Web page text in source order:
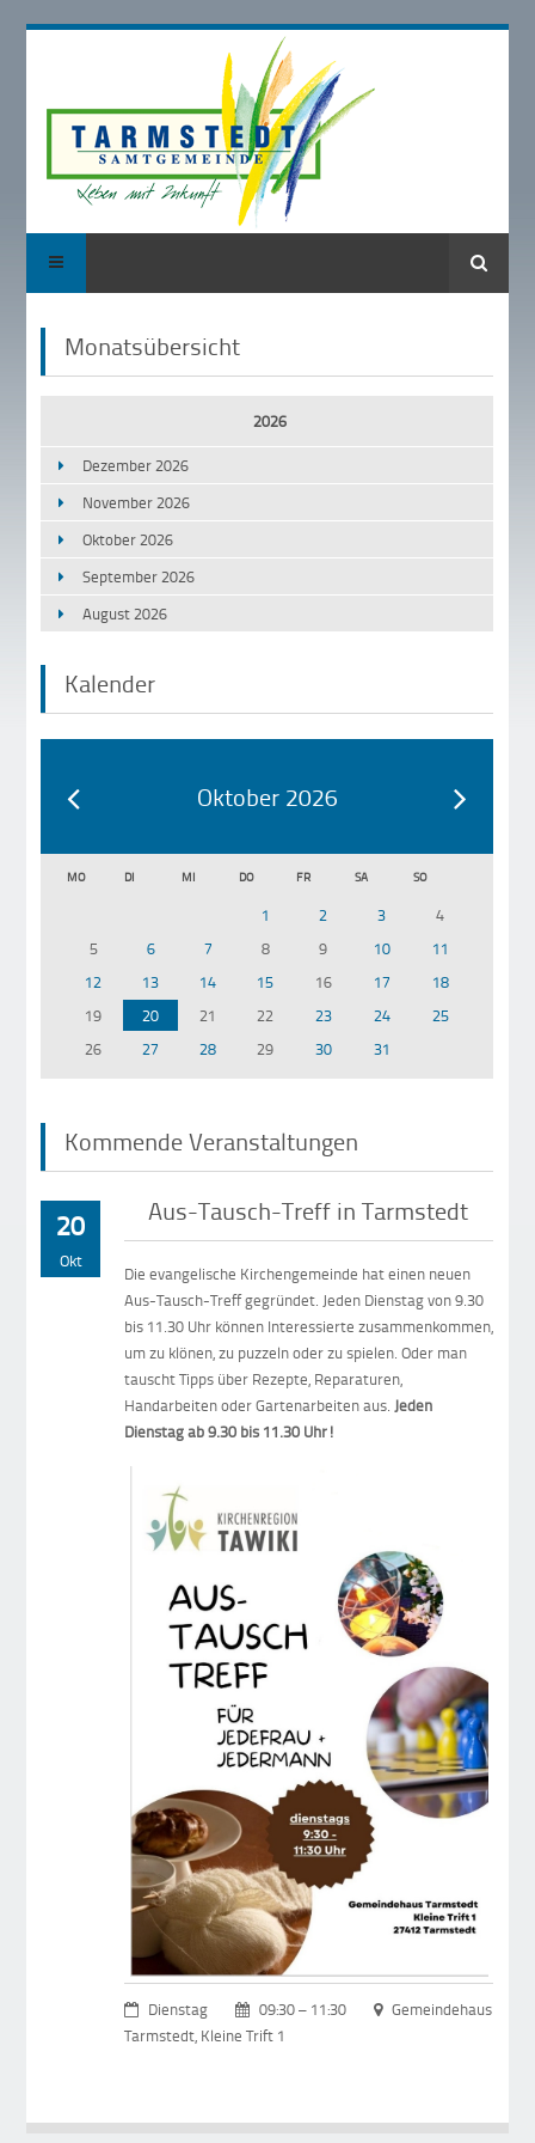
Suche
Monatsübersicht
2026
Dezember 2026
November 2026
Oktober 2026
September 2026
August 2026
Kalender
Oktober 2026
MO DI MI DO FR SA SO
1 2 3
4
5
6 7 8 9 10
11
12
13 14 15 16 17
18
19
20 21 22 23 24
25
26
27 28 29 30 31
Kommende Veranstaltungen
20
Okt
Aus-Tausch-Treff in Tarmstedt
Die evangelische Kirchengemeinde hat einen neuen
Aus-Tausch-Treff gegründet. Jeden Dienstag von 9.30
bis 11.30 Uhr können Interessierte zusammenkommen,
um zu klönen, zu puzzeln oder zu spielen. Oder man
tauscht Tipps über Rezepte, Reparaturen,
Handarbeiten oder Gartenarbeiten aus.Jeden
Dienstag ab 9.30 bis 11.30 Uhr!
Dienstag 09:30 – 11:30
Gemeindehaus
Tarmstedt, Kleine Trift 1